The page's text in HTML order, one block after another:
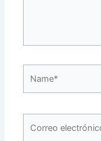
electrónico*